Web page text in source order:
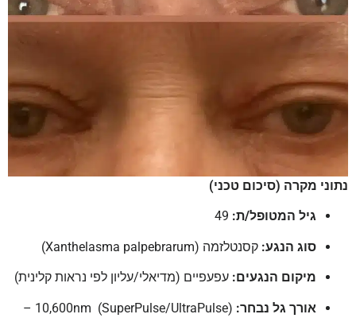
נתוני מקרה (סיכום טכני)
גיל המטופל/ת:
סוג הנגע: קסנטלזמה (Xanthelasma palpebrarum)
מיקום הנגעים: עפעפיים (מדיאלי/עליון לפי נראות קלינית)
אורך גל נבחר: 10,600nm (SuperPulse/UltraPulse) –